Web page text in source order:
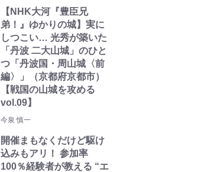
【NHK大河『豊臣兄
弟！』ゆかりの城】実に
しつこい… 光秀が築いた
「丹波 二大山城」のひと
つ「丹波国・周山城〈前
編〉」（京都府京都市）
【戦国の山城を攻める
vol.09】
今泉 慎一
開催まもなくだけど駆け
込みもアリ！ 参加率
100％経験者が教える “エ